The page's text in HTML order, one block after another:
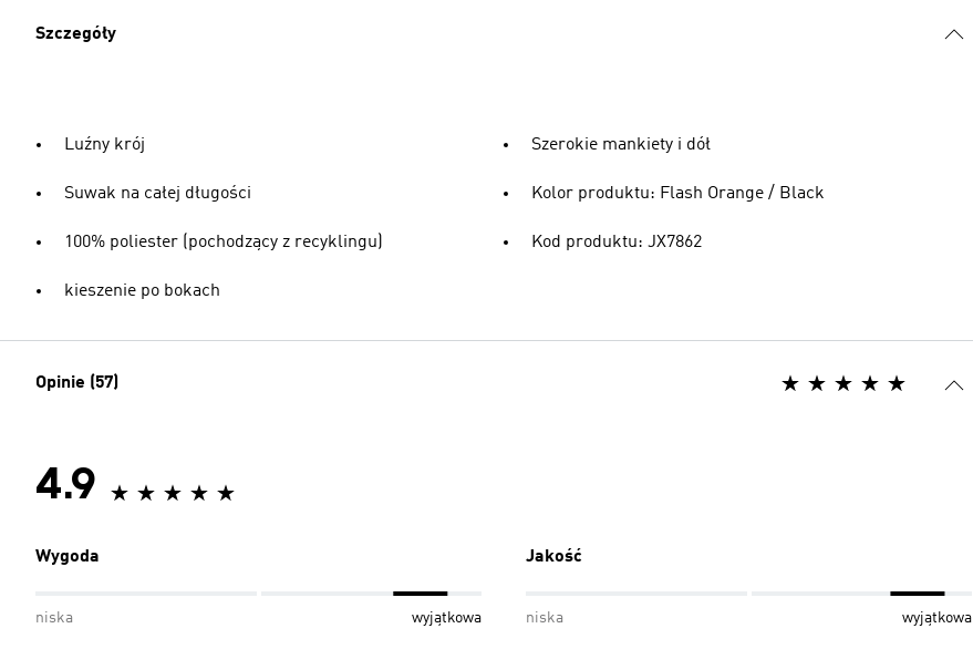
Szczegóły
Luźny krój
Suwak na całej długości
100% poliester (pochodzący z recyklingu)
kieszenie po bokach
Szerokie mankiety i dół
Kolor produktu: Flash Orange / Black
Kod produktu: JX7862
Opinie (57)
4.9
Wygoda
niska wyjątkowa
Jakość
niska wyjątkowa